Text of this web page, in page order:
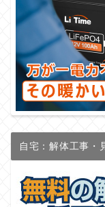
自宅：解体工事・